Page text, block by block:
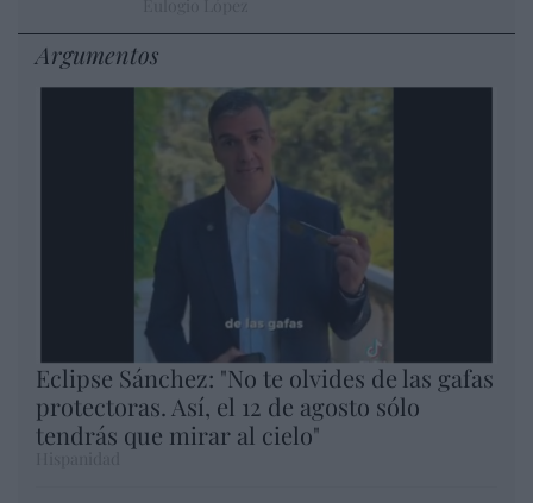
Argumentos
Eclipse Sánchez: "No te olvides de las gafas
protectoras. Así, el 12 de agosto sólo
tendrás que mirar al cielo"